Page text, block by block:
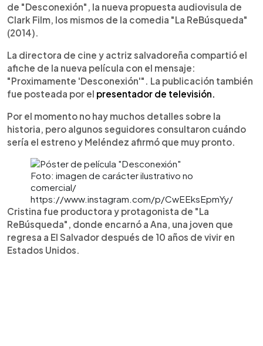
de "Desconexión", la nueva propuesta audiovisula de
Clark Film, los mismos de la comedia "La ReBúsqueda"
(2014).
La directora de cine y actriz salvadoreña compartió el
afiche de la nueva película con el mensaje:
"Proximamente 'Desconexión'". La publicación también
fue posteada por el presentador de televisión.
Por el momento no hay muchos detalles sobre la
historia, pero algunos seguidores consultaron cuándo
sería el estreno y Meléndez afirmó que muy pronto.
Foto: imagen de carácter ilustrativo no
comercial/
https://www.instagram.com/p/CwEEksEpmYy/
Cristina fue productora y protagonista de "La
ReBúsqueda", donde encarnó a Ana, una joven que
regresa a El Salvador después de 10 años de vivir en
Estados Unidos.